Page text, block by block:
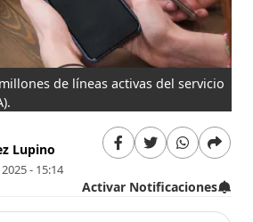
de líneas activas del servicio
Lupino
- 15:14
Activar Notificaciones